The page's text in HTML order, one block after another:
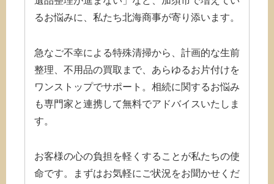
るお悩みに、私たち北海商事が寄り添います。
急なご不幸による特殊清掃から、計画的な生前
整理、不用品の買取まで、あらゆるお片付けを
ワンストップでサポート。相続に関するお悩み
も専門家と連携して無料でアドバイスいたしま
す。
お客様の心の負担を軽くすることが私たちの使
命です。まずはお気軽にご状況をお聞かせくだ